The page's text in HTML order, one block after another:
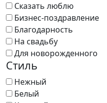
Сказать люблю
Бизнес-поздравление
Благодарность
На свадьбу
Для новорожденного
Стиль
Нежный
Белый